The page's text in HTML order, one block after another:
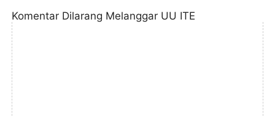
Komentar Dilarang Melanggar UU ITE